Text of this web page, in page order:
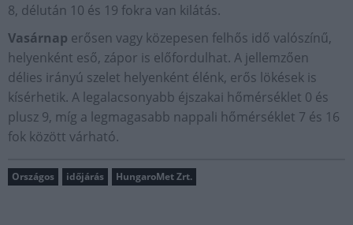
8, délután 10 és 19 fokra van kilátás.
Vasárnap erősen vagy közepesen felhős idő valószínű,
helyenként eső, zápor is előfordulhat. A jellemzően
délies irányú szelet helyenként élénk, erős lökések is
kísérhetik. A legalacsonyabb éjszakai hőmérséklet 0 és
plusz 9, míg a legmagasabb nappali hőmérséklet 7 és 16
fok között várható.
Országos időjárás HungaroMet Zrt.